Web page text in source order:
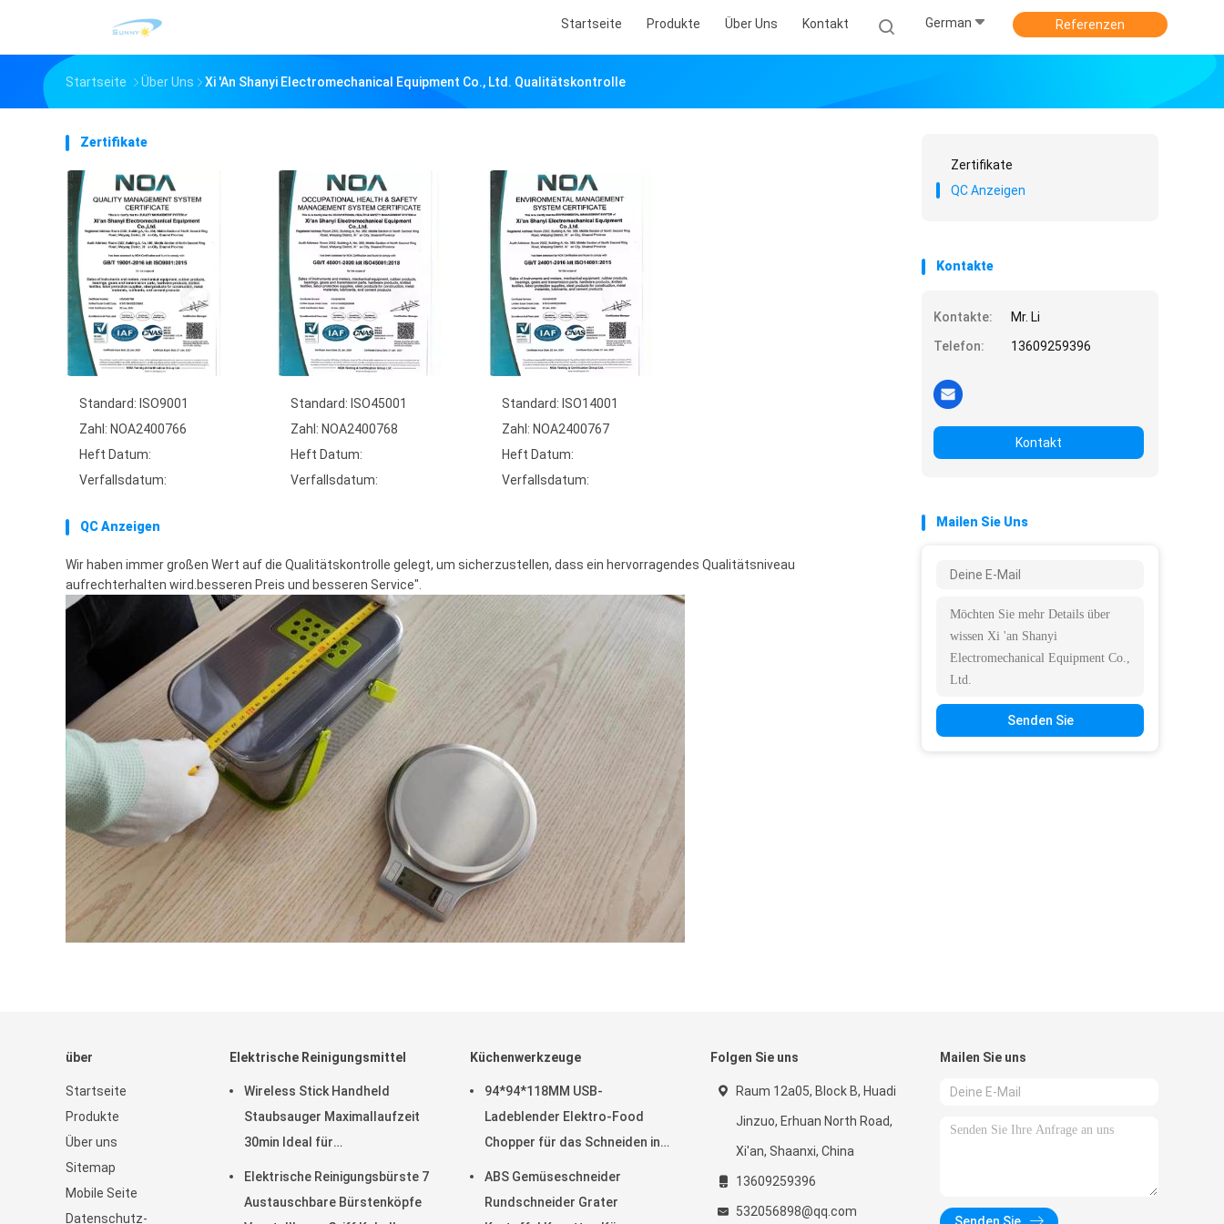
Startseite Produkte Über Uns Kontakt German Referenzen
Startseite Über Uns Xi 'an Shanyi Electromechanical Equipment Co., Ltd. Qualitätskontrolle
Zertifikate
Standard: ISO9001
Zahl: NOA2400766
Heft Datum:
Verfallsdatum:
Standard: ISO45001
Zahl: NOA2400768
Heft Datum:
Verfallsdatum:
Standard: ISO14001
Zahl: NOA2400767
Heft Datum:
Verfallsdatum:
QC Anzeigen
Wir haben immer großen Wert auf die Qualitätskontrolle gelegt, um sicherzustellen, dass ein hervorragendes Qualitätsniveau
aufrechterhalten wird.besseren Preis und besseren Service".
Zertifikate
QC Anzeigen
Kontakte
Kontakte:
Mr. Li
Telefon:
13609259396
Kontakt
Mailen Sie Uns
Senden Sie
über
Startseite
Produkte
Über uns
Sitemap
Mobile Seite
Datenschutz-
Elektrische Reinigungsmittel
Wireless Stick Handheld
Staubsauger Maximallaufzeit
30min Ideal für
Elektrische Reinigungsbürste 7
Austauschbare Bürstenköpfe
Küchenwerkzeuge
94*94*118MM USB-
Ladeblender Elektro-Food
Chopper für das Schneiden in
ABS Gemüseschneider
Rundschneider Grater
Folgen Sie uns
Raum 12a05, Block B, Huadi
Jinzuo, Erhuan North Road,
Xi'an, Shaanxi, China
13609259396
532056898@qq.com
Mailen Sie uns